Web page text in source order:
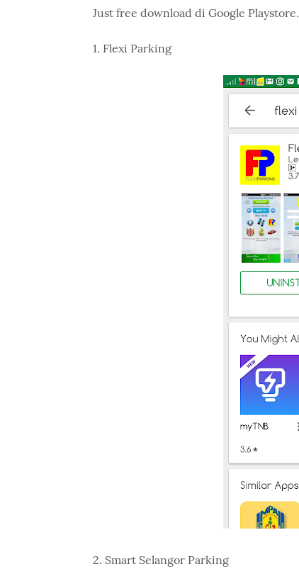
Just free download di Google Playstore.
1. Flexi Parking
2. Smart Selangor Parking